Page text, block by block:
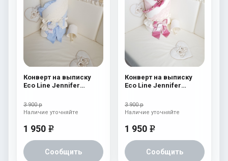
Конверт на выписку
Eco Line Jennifer
3 900 р
1 950 e
Сообщить
Наличие уточняйте
Конверт на выписку
Eco Line Jennifer
3 900 р
1 950 e
Сообщить
Наличие уточняйте